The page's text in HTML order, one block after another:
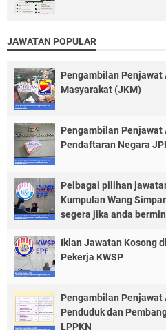
JAWATAN POPULAR
Pengambilan Penjawat
Masyarakat (JKM)
Pengambilan Penjawat
Pendaftaran Negara
Pelbagai pilihan
Kumpulan Wang
segera jika anda
Iklan Jawatan Kosong
Pekerja KWSP
Pengambilan Penjawat
Penduduk dan
LPPKN